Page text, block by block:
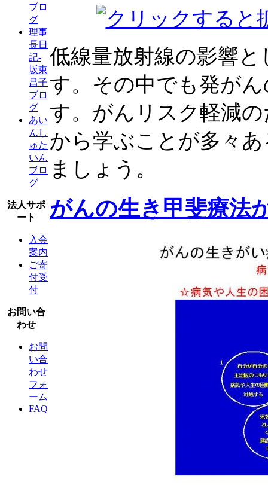
ブロ
グ
理事
長日
記-
坂東
昌子
ブロ
グ
あい
んし
ゅた
いん
ブロ
グ
法人サポ
ート
入会
案内
ご寄
付受
付
お問い合
わせ
お問
い合
わせ
フォ
ーム
FAQ
低線量放射線の影響
す。その中でも発が
す。がんリスク軽減
から学ぶことが多々
ましょう。
がんの生き甲斐療法